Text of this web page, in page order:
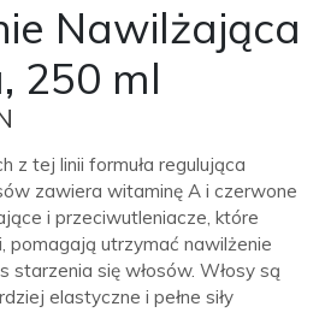
Nawilżająca
250 ml
z tej linii formuła regulująca
zawiera witaminę A i czerwone
i przeciwutleniacze, które
pomagają utrzymać nawilżenie
starzenia się włosów. Włosy są
elastyczne i pełne siły